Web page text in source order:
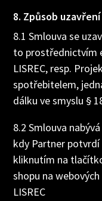
8. Způsob
8.1 Smlouva se
to prostřednictvím
LISREC, resp.
spotřebitelem,
dálku ve smyslu §
8.2 Smlouva
kdy Partner
kliknutím na
shopu na
LISREC